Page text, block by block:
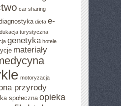
car sharing
dieta e-
turystyczna
genetyka hotele
materiały
motoryzacja
przyrody
społeczna opieka